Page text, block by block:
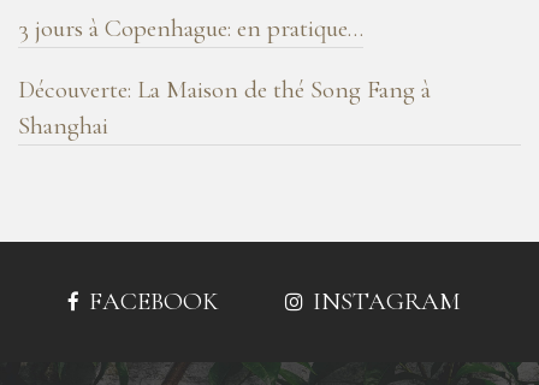
3 jours à Copenhague: en pratique…
Découverte: La Maison de thé Song Fang à
Shanghai
FACEBOOK INSTAGRAM